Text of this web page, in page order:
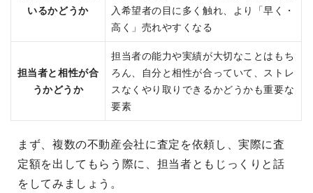
いるかどうか
入希望者の目に多く触れ、より「早く・
高く」売れやすくなる
担当者と相性が合
うかどうか
担当者の能力や実績が大切なことはもち
ろん、自分と相性が合っていて、ストレ
スなくやり取りできるかどうかも重要な
要素
まず、複数の不動産会社に査定を依頼し、実際に査
定額を出してもらう際に、担当者ともじっくりと話
をしてみましょう。